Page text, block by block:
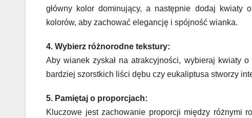
główny kolor dominujący, a następnie dodaj kwiaty
kolorów, aby zachować elegancję i spójność wianka.
4. Wybierz różnorodne tekstury:
Aby wianek zyskał na atrakcyjności, wybieraj kwiaty
bardziej szorstkich liści dębu czy eukaliptusa stworzy
5. Pamiętaj o proporcjach:
Kluczowe jest zachowanie proporcji między różnymi